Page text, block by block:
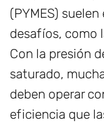
(PYMES)
desafíos, como
Con la presión
saturado,
deben operar
eficiencia que